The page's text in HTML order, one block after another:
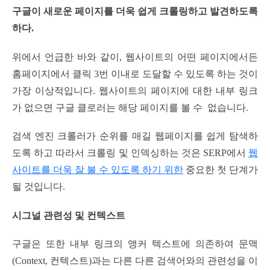
구글이 새로운 페이지를 더욱 쉽게 크롤링하고 발견하도록
하다.
위에서 언급한 바와 같이, 웹사이트의 어떤 페이지에서든
홈페이지에서 클릭 3번 이내로 도달할 수 있도록 하는 것이
가장 이상적입니다. 웹사이트의 페이지에 대한 내부 링크
가 없으면 구글 클로러는 해당 페이지를 볼 수 없습니다.
검색 엔진 크롤러가 순위를 매길 웹페이지를 쉽게 탐색하
도록 하고 따라서 크롤링 및 인덱싱하는 것은 SERP에서 웹
사이트를 더욱 잘 볼 수 있도록 하기 위한 중요한 첫 단계가
될 것입니다.
시그널 관련성 및 컨텍스트
구글은 또한 내부 링크의 앵커 텍스트에 의존하여 문맥
(Context, 컨텍스트)과는 다른 다른 검색어와의 관련성을 이